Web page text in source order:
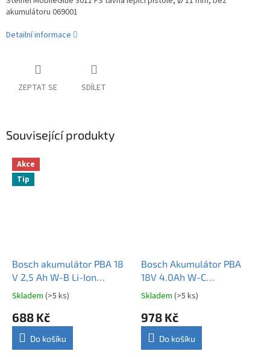
akumulátoru 069001
Detailní informace
ZEPTAT SE SDÍLET
Související produkty
Akce
Tip
Bosch akumulátor PBA 18
V 2,5 Ah W-B Li-Ion
1600A005B0 originál
Průměrné
produktu
4,7
Skladem (>5 ks)
688 Kč
Do košíku
Bosch Akumulátor PBA
18V 4.0Ah W-C
1600A011T8 originál
Průměrné
produktu
3,9
Skladem (>5 ks)
978 Kč
Do košíku